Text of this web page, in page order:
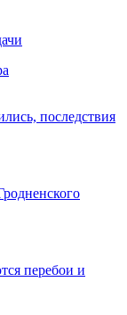
последствия
перебои и